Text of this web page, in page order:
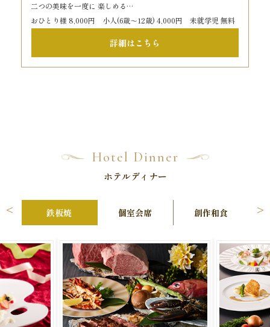
二つの美味を一度に 楽しめる…
おひとり様 8,000円 小人(6歳～12歳) 4,000円 未就学児 無料
詳細はこちら
Hotel Dinner
ホテルディナー
鉄板焼 個室会席 創作和食
< >